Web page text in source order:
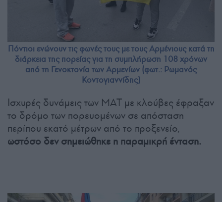
Πόντιοι ενώνουν τις φωνές τους με τους Αρμένιους κατά τη
διάρκεια της πορείας για τη συμπλήρωση 108 χρόνων
από τη Γενοκτονία των Αρμενίων (φωτ.: Ρωμανός
Κοντογιαννίδης)
Ισχυρές δυνάμεις των ΜΑΤ με κλούβες έφραξαν
το δρόμο των πορευομένων σε απόσταση
περίπου εκατό μέτρων από το προξενείο,
ωστόσο δεν σημειώθηκε η παραμικρή ένταση.